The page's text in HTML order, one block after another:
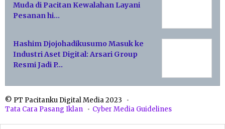
Muda di Pacitan Kewalahan Layani
Pesanan hi…
Hashim Djojohadikusumo Masuk ke
Industri Aset Digital: Arsari Group
Resmi Jadi P…
© PT Pacitanku Digital Media 2023
Tata Cara Pasang Iklan
Cyber Media Guidelines